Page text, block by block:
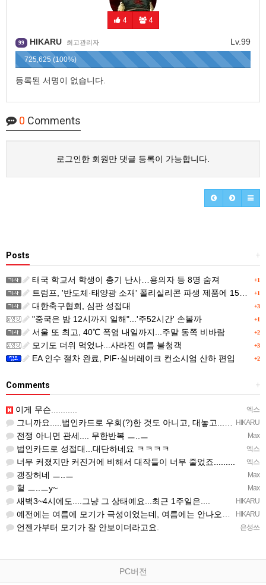
4 4
Lv.99
99 HIKARU 최고관리자
725,625 (100%)
등록된 서명이 없습니다.
0 Comments
로그인한 회원만 댓글 등록이 가능합니다.
+
Posts
+1
태국 학교서 학생이 총기 난사…용의자 등 8명 숨져
+1
트럼프, '반도체·태양광 소재' 폴리실리콘 파생 제품에 15% 관세...한국 기업도 영향
+3
대한축구협회, 심판 성접대
+1
"중국은 밤 12시까지 일해"...'주52시간' 손볼까
+2
서울 또 최고, 40℃ 폭염 내일까지...주말 동쪽 비바람
+3
모기도 더위 먹었나...사라진 여름 불청객
+2
EA 인수 절차 완료, PIF·실버레이크 컨소시엄 산하 편입
+
Comments
엑스
이게 무슨...........
HIKARU
그니까요.....법인카드로 우회(?)한 것도 아니고, 대놓고...ㅋ ㅋ)
Max
전쟁 아니면 관세.... 무한반복 ㅡ..ㅡ
엑스
법인카드로 성접대...대단하네요 ㅋㅋㅋㅋ
엑스
너무 커졌지만 커진거에 비해서 대작들이 너무 줄었죠.........
Max
갱장허네 ㅡ..ㅡ
Max
헐 ㅡ..ㅡy~
HIKARU
새벽3~4시에도....그냥 그 상태예요...최근 1주일은....
HIKARU
예전에는 여름에 모기가 극성이었는데, 여름에는 안나오는 것 같은.....ㅎ ㅎ)
은성쓰
언젠가부터 모기가 잘 안보이더라고요.
PC버전